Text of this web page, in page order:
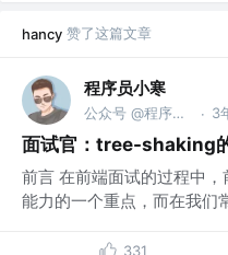
hancy 赞了这篇文章
程序员小寒
公众号 @程序员小寒 · 3
面试官：tree-shaking
前言 在前端面试的过程中
能力的一个重点，而在我们
331